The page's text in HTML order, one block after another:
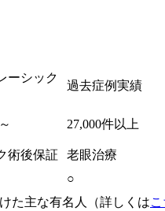
ーシック
過去症例実績
27,000件以上
術後保証
老眼治療
○
た主な有名人（詳しくは